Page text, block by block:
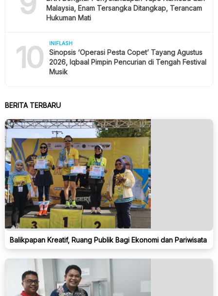
Malaysia, Enam Tersangka Ditangkap, Terancam
Hukuman Mati
10 INIFLASH
Sinopsis ‘Operasi Pesta Copet’ Tayang Agustus
2026, Iqbaal Pimpin Pencurian di Tengah Festival
Musik
BERITA TERBARU
Balikpapan Kreatif, Ruang Publik Bagi Ekonomi dan Pariwisata